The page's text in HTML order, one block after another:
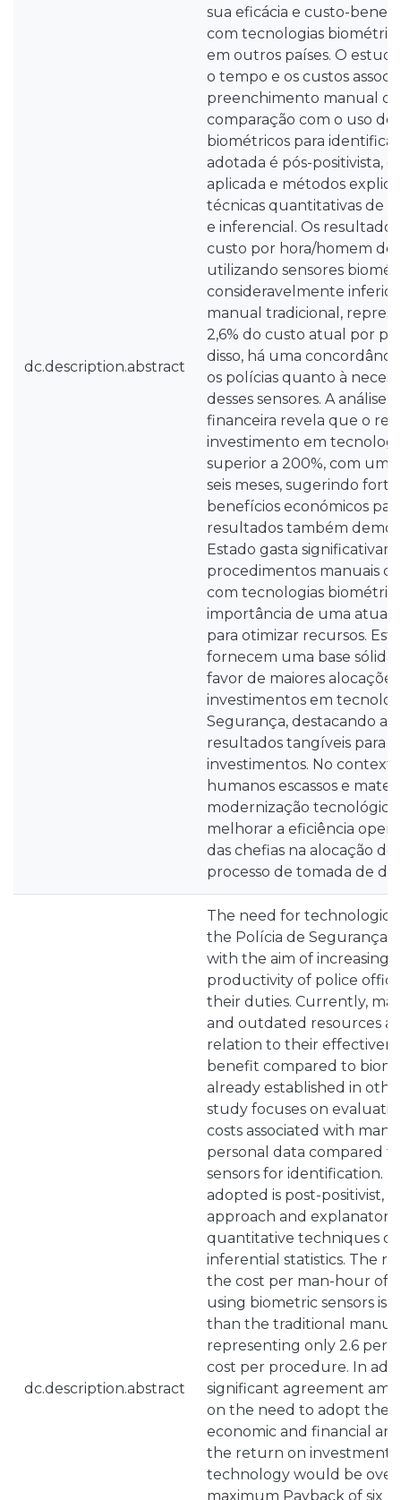
dc.description.abstract
sua eficácia e custo-
com tecnologias
em outros países. O
o tempo e os custos
preenchimento manual de
comparação com o uso de
biométricos para
adotada é pós-positivista,
aplicada e métodos
técnicas quantitativas de
e inferencial. Os
custo por hora/homem de
utilizando sensores
consideravelmente
manual tradicional,
2,6% do custo atual por
disso, há uma
os polícias quanto à
desses sensores. A análise
financeira revela que o
investimento em
superior a 200%, com um
seis meses, sugerindo
benefícios económicos
resultados também
Estado gasta
procedimentos manuais
com tecnologias
importância de uma
para otimizar recursos.
fornecem uma base
favor de maiores
investimentos em
Segurança, destacando a
resultados tangíveis para
investimentos. No
humanos escassos e
modernização tecnológica
melhorar a eficiência
das chefias na alocação
processo de tomada de
dc.description.abstract
The need for
the Polícia de Segurança
with the aim of increasing
productivity of police
their duties. Currently,
and outdated resources
relation to their
benefit compared to
already established in
study focuses on
costs associated with
personal data compared
sensors for identification.
adopted is post-positivist,
approach and
quantitative techniques of
inferential statistics. The
the cost per man-hour of
using biometric sensors is
than the traditional
representing only 2.6 per
cost per procedure. In
significant agreement
on the need to adopt
economic and financial
the return on investment
technology would be over
maximum Payback of six